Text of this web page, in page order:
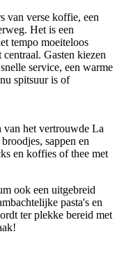
van verse koffie, een
Het is een
tempo moeiteloos
Gasten kiezen
service, een warme
spitsuur is of
van het vertrouwde La
sappen en
en koffies of thee met
ook een uitgebreid
pasta's en
ter plekke bereid met